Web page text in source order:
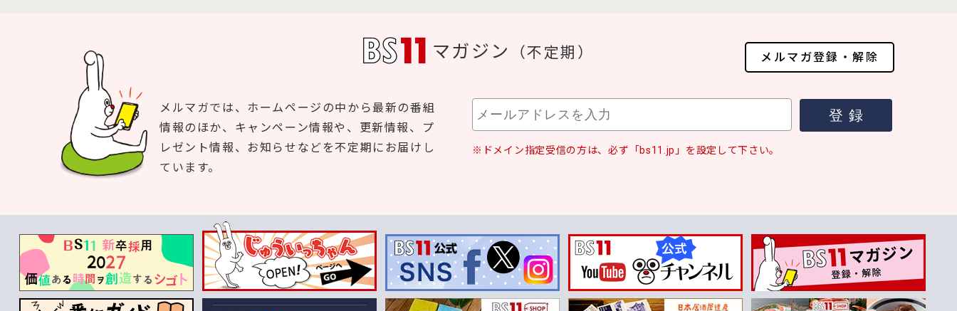
マガジン （不定期） メルマガ登録・解除
メルマガでは、ホームページの中から最新の番組
情報のほか、キャンペーン情報や、更新情報、プ
レゼント情報、お知らせなどを不定期にお届けし
ています。
※ドメイン指定受信の方は、必ず「bs11.jp」を設定して下さい。